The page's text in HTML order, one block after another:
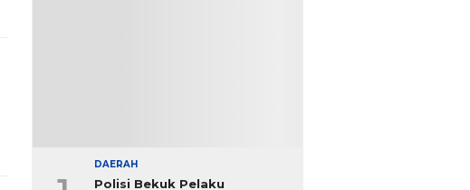
DAERAH
Polisi Bekuk Pelaku